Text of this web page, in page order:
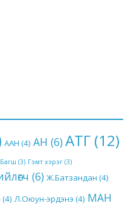
ААН (4) АН (6)АТГ (12)
Багш (3) Гэмт хэрэг (3)
(6) Ж.Батзандан (4)
(4) Л.Оюун-эрдэнэ (4) МАН